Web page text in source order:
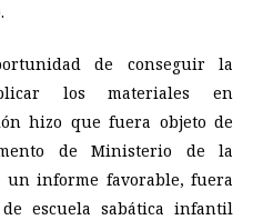
de conseguir la
los materiales en
hizo que fuera objeto de
de Ministerio de la
informe favorable, fuera
escuela sabática infantil